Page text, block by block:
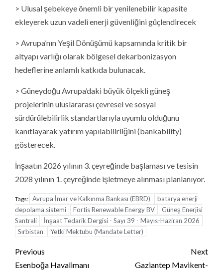
> Ulusal şebekeye önemli bir yenilenebilir kapasite
ekleyerek uzun vadeli enerji güvenliğini güçlendirecek
> Avrupa’nın Yeşil Dönüşümü kapsamında kritik bir
altyapı varlığı olarak bölgesel dekarbonizasyon
hedeflerine anlamlı katkıda bulunacak.
> Güneydoğu Avrupa’daki büyük ölçekli güneş
projelerinin uluslararası çevresel ve sosyal
sürdürülebilirlik standartlarıyla uyumlu olduğunu
kanıtlayarak yatırım yapılabilirliğini (bankability)
gösterecek.
İnşaatın 2026 yılının 3. çeyreğinde başlaması ve tesisin
2028 yılının 1. çeyreğinde işletmeye alınması planlanıyor.
Tags: Avrupa İmar ve Kalkınma Bankası (EBRD)
batarya enerji
depolama sistemi
Fortis Renewable Energy BV
Güneş Enerjisi
Santrali
İnşaat Tedarik Dergisi - Sayı 39 - Mayıs-Haziran 2026
Sırbistan
Yetki Mektubu (Mandate Letter)
Continue
Previous
Esenboğa Havalimanı
Next
Gaziantep Mavikent-